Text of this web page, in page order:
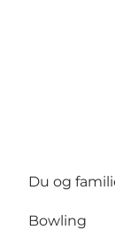
Du og
Bowling